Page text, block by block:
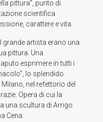
pittura”, punto di
scientifica
carattere e vita.
grande artista erano una
pittura. Una
esprimere in tutti i
lo splendido
nel refettorio del
Opera di cui la
una scultura di Arrigo
Cena.